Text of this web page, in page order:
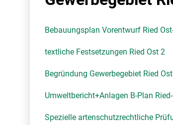
Bebauungsplan Vorentwurf Ried
textliche Festsetzungen Ried Ost 2
Begründung Gewerbegebiet Ried Ost
Umweltbericht+Anlagen B-Plan
Spezielle artenschutzrechtliche